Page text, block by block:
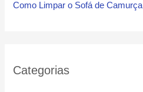
Como Limpar o Sofá de Camurça
Categorias